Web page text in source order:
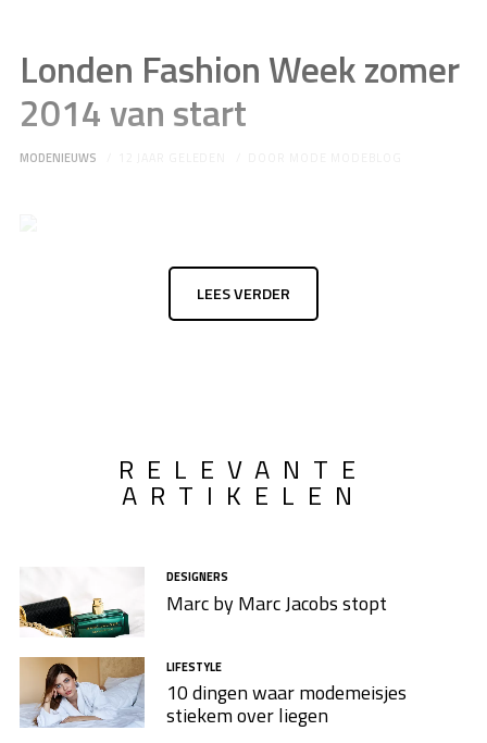
Londen Fashion Week zomer
2014 van start
MODENIEUWS
LEES VERDER
RELEVANTE
ARTIKELEN
DESIGNERS
Marc by Marc Jacobs stopt
LIFESTYLE
10 dingen waar modemeisjes
stiekem over liegen